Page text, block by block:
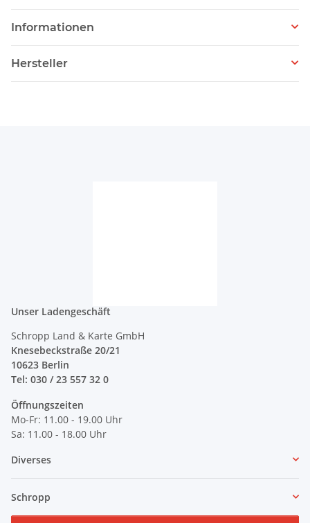
Informationen
Hersteller
Unser Ladengeschäft
Schropp Land & Karte GmbH
Knesebeckstraße 20/21
10623 Berlin
Tel: 030 / 23 557 32 0
Öffnungszeiten
Mo-Fr: 11.00 - 19.00 Uhr
Sa: 11.00 - 18.00 Uhr
Diverses
Schropp